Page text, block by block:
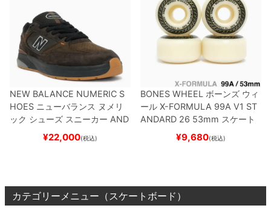
NEW BALANCE NUMERIC S
HOES ニューバランス ヌメリ
ック シューズ スニーカー AND
REW REYNOLDS 933
BROWN/BLACKスケート
¥22,000(税込)
BONES WHEEL ボーンズ ウィ
ール X-FORMULA 99A V1 ST
ANDARD 26 53mm スケート
ボード スケボー
¥9,680(税込)
カテゴリーメニュー（スケートボード）